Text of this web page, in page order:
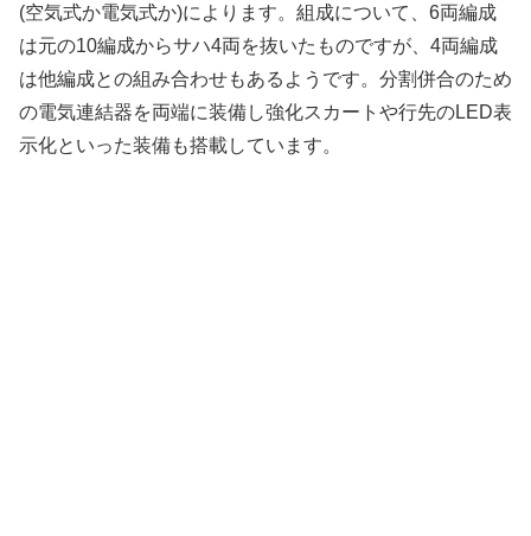
(空気式か電気式か)によります。組成について、6両編成
は元の10編成からサハ4両を抜いたものですが、4両編成
は他編成との組み合わせもあるようです。分割併合のため
の電気連結器を両端に装備し強化スカートや行先のLED表
示化といった装備も搭載しています。